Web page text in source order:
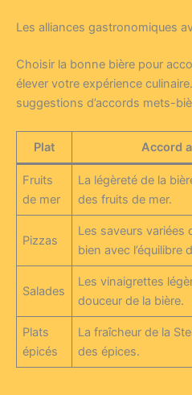
Les alliances gastronomiques
Choisir la bonne bière pour
élever votre expérience
suggestions d’accords mets-
Plat Accord
Fruits
de mer
La légèreté de la
des fruits de mer.
Pizzas
Les saveurs variées
bien avec l’équilibre
Salades
Les vinaigrettes
douceur de la bière.
Plats
épicés
La fraîcheur de la
des épices.